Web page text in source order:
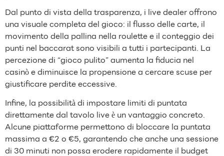
Dal punto di vista della trasparenza, i live dealer offrono
una visuale completa del gioco: il flusso delle carte, il
movimento della pallina nella roulette e il conteggio dei
punti nel baccarat sono visibili a tutti i partecipanti. La
percezione di “gioco pulito” aumenta la fiducia nel
casinò e diminuisce la propensione a cercare scuse per
giustificare perdite eccessive.
Infine, la possibilità di impostare limiti di puntata
direttamente dal tavolo live è un vantaggio concreto.
Alcune piattaforme permettono di bloccare la puntata
massima a €2 o €5, garantendo che anche una sessione
di 30 minuti non possa erodere rapidamente il budget